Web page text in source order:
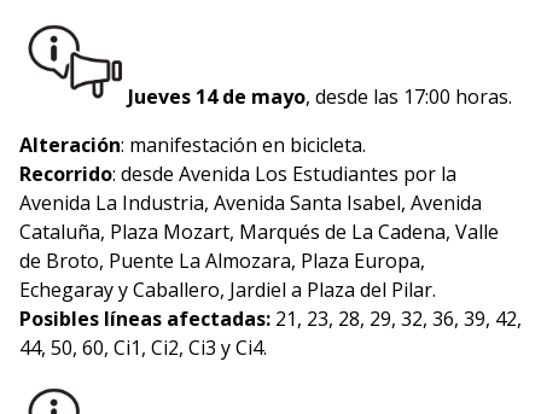
Jueves 14 de mayo, desde las 17:00 horas.
Alteración: manifestación en bicicleta.
Recorrido: desde Avenida Los Estudiantes por la
Avenida La Industria, Avenida Santa Isabel, Avenida
Cataluña, Plaza Mozart, Marqués de La Cadena, Valle
de Broto, Puente La Almozara, Plaza Europa,
Echegaray y Caballero, Jardiel a Plaza del Pilar.
Posibles líneas afectadas: 21, 23, 28, 29, 32, 36, 39, 42,
44, 50, 60, Ci1, Ci2, Ci3 y Ci4.